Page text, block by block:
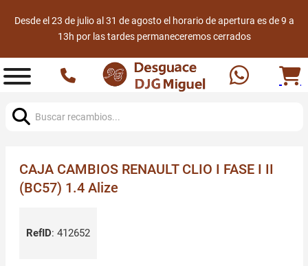
Desde el 23 de julio al 31 de agosto el horario de apertura es de 9 a
13h por las tardes permaneceremos cerrados
CAJA CAMBIOS RENAULT CLIO I FASE I II
(BC57) 1.4 Alize
RefID: 412652